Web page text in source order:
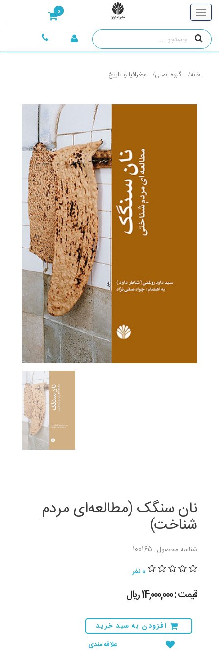
0
خانه گروه اصلی جغرافيا و تاريخ
نان سنگک (مطالعه‌ای مردم
شناخت)
شناسه محصول : 100165
0 نفر
قیمت : 14,000,000 ريال
افزودن به سبد خرید
علاقه مندی